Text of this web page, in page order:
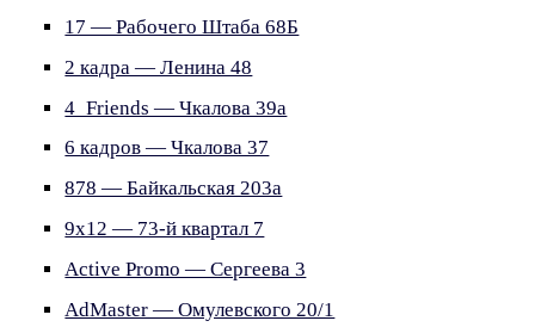
17 — Рабочего Штаба 68Б
2 кадра — Ленина 48
4_Friends — Чкалова 39а
6 кадров — Чкалова 37
878 — Байкальская 203а
9х12 — 73-й квартал 7
Active Promo — Сергеева 3
AdMaster — Омулевского 20/1